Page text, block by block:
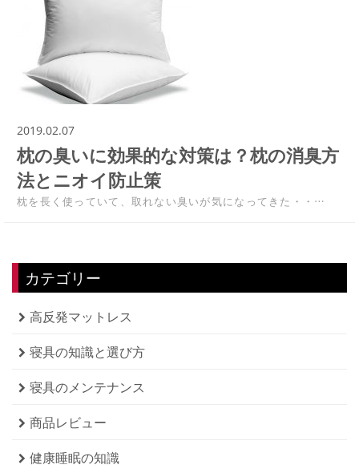
2019.02.07
枕の臭いに効果的な対策は？枕の消臭方
法とニオイ防止策
枕を長く使っていて、取れない臭いが気になってきた・・…
カテゴリー
高反発マットレス
寝具の知識と選び方
寝具のメンテナンス
商品レビュー
健康睡眠の知識